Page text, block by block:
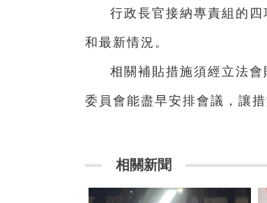
行政長官接納專責組的
和最新情況。
相關補貼措施須經立法
委員會能盡早安排會議，讓
相關新聞